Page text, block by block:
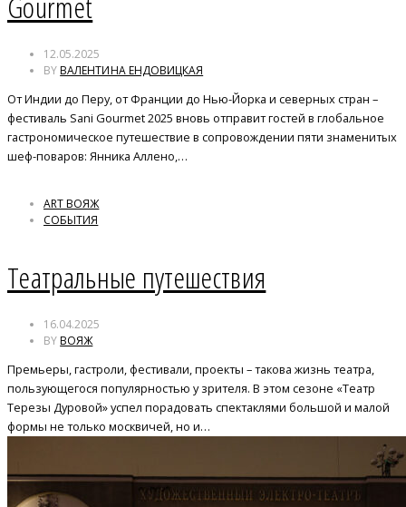
12.05.2025
BYВАЛЕНТИНА ЕНДОВИЦКАЯ
От Индии до Перу, от Франции до Нью-Йорка и северных стран –
фестиваль Sani Gourmet 2025 вновь отправит гостей в глобальное
гастрономическое путешествие в сопровождении пяти знаменитых
шеф-поваров: Янника Аллено,…
ART ВОЯЖ
СОБЫТИЯ
Театральные путешествия
16.04.2025
BYВОЯЖ
Премьеры, гастроли, фестивали, проекты – такова жизнь театра,
пользующегося популярностью у зрителя. В этом сезоне «Театр
Терезы Дуровой» успел порадовать спектаклями большой и малой
формы не только москвичей, но и…